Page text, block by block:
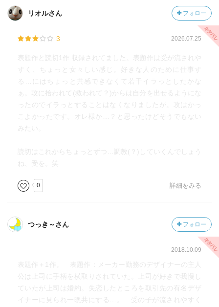
リオルさん フォロー
3 2026.07.25
表題作と読切1作 収録されてました。表題作は受が流されや
すく、ちょっと女々しい感じ。好きな人のために仕事す
る…にはちょっと共感できなくて若干イラっとしたかな
ぁ。攻に拾われて(救われて？)からは自分を出せるようにな
ったのでイラっとすることはなくなりましたが。攻はかっ
こよかったです。オレ様か…？と思ったけどそうでもない
みたい。
読切はこれからちょっとずつ…調教(？)していくんでしょう
ね、受を。笑
0 詳細をみる
つっき～さん フォロー
2018.10.09
表題作＋1作。 表題作：メーカー勤務のデザイナーの主人
公は上司に手柄を横取りされていた。上司が好きで我慢し
ていたが上司は婚約。失恋したところを取引先の有名デザ
イナーに見られ一晩共にする…。 受の子が流されやすく